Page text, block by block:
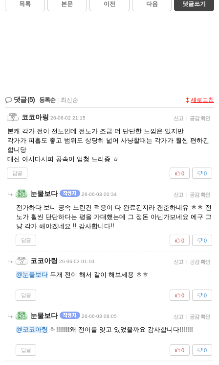
목록 본문 이전 다음 댓글쓰기
댓글(5) 등록순 최신순 새로고침
코코아링 26-06-02 21:15 신고 | 공감 확인
본캐 각가 전이 전노인데 전노가 조금 더 단단한 느낌은 있지만
각가가 피흡도 좋고 범위도 상당히 넓어 사냥할때는 각가가 훨씬 편하긴
합니당
대신 아시다시피 공속이 엄청 느리죵 ㅎ
답글 0
0
눈물보다 26-06-03 00:34 신고 | 공감 확인
전가하다 보니 공속 느린건 적응이 다 완료된지라 갠춘하네유 ㅎㅎ 전
노가 훨씬 단단하다는 평을 가대했는데 그 정돈 아닌가보네요 에구 그
냥 각가 해야겠네요 !! 감사합니다!!
답글 0
0
코코아링 26-06-03 01:10 신고 | 공감 확인
@눈물보다 두개 전이 해서 같이 해보세용 ㅎㅎ
답글 0
0
눈물보다 26-06-03 08:05 신고 | 공감 확인
@코코아링 헉!!!!!!!왜 전이를 잊고 있었을까요 감사합니다!!!!!!!
답글 0
0